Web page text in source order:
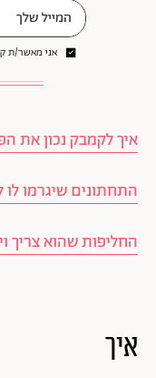
אני מאשר/ת
איך לקמבק נכון את
התחתונים שיגרמו לו
החליפות שהוא צריך
איך